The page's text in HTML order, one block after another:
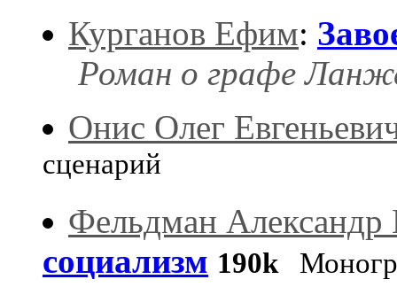
Курганов Ефим:
Роман о графе
Онис Олег
сценарий
Фельдман Александр
социализм 190k